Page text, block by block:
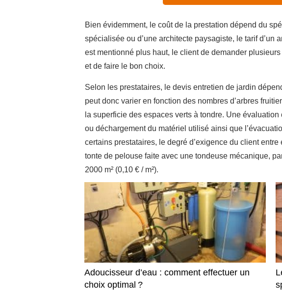
Bien évidemment, le coût de la prestation dépend du
spécialisée ou d’une architecte paysagiste, le tarif d’un
est mentionné plus haut, le client de demander
et de faire le bon choix.
Selon les prestataires, le devis entretien de jardin
peut donc varier en fonction des nombres d’arbres
la superficie des espaces verts à tondre. Une
ou déchargement du matériel utilisé ainsi que
certains prestataires, le degré d’exigence du client
tonte de pelouse faite avec une tondeuse mécanique,
2000 m² (0,10 € / m²).
Adoucisseur d’eau : comment effectuer un
choix optimal ?